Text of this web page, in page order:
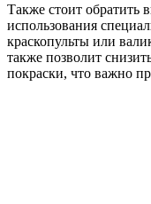
Также стоит обратить
использования
краскопульты или
также позволит
покраски, что важно